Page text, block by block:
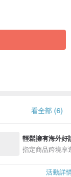
看全部 (6)
輕鬆擁有海外好
指定商品跨境享
活動詳